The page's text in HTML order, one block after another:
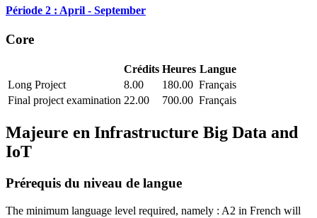
Période 2 : April - September
Core
Crédits Heures Langue
Long Project
8.00 180.00 Français
Final project examination 22.00 700.00 Français
Majeure en Infrastructure Big Data and
IoT
Prérequis du niveau de langue
The minimum language level required, namely : A2 in French will